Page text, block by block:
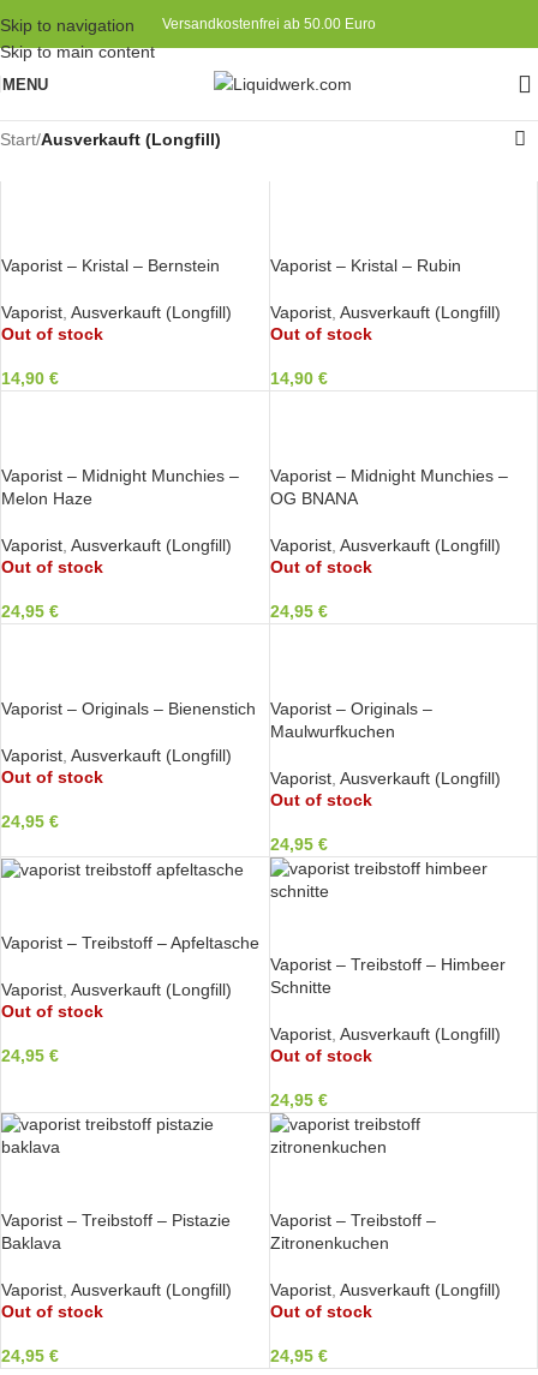
Skip to navigation
Skip to main content
Versandkostenfrei ab 50.00 Euro
MENU
Start/Ausverkauft (Longfill)
Vaporist – Kristal – Bernstein
Vaporist Ausverkauft (Longfill)
Out of stock
14,90 €
Vaporist – Kristal – Rubin
Vaporist, Ausverkauft (Longfill)
Out of stock
14,90 €
Vaporist – Midnight Munchies –
Melon Haze
Vaporist Ausverkauft (Longfill)
Out of stock
24,95 €
Vaporist – Midnight Munchies –
OG BNANA
Vaporist, Ausverkauft (Longfill)
Out of stock
24,95 €
Vaporist – Originals – Bienenstich
Vaporist Ausverkauft (Longfill)
Out of stock
24,95 €
Vaporist – Originals –
Maulwurfkuchen
Vaporist, Ausverkauft (Longfill)
Out of stock
24,95 €
Vaporist – Treibstoff – Apfeltasche
Vaporist Ausverkauft (Longfill)
Out of stock
24,95 €
Vaporist – Treibstoff – Himbeer
Schnitte
Vaporist, Ausverkauft (Longfill)
Out of stock
24,95 €
Vaporist – Treibstoff – Pistazie
Baklava
Vaporist Ausverkauft (Longfill)
Out of stock
24,95 €
Vaporist – Treibstoff –
Zitronenkuchen
Vaporist, Ausverkauft (Longfill)
Out of stock
24,95 €